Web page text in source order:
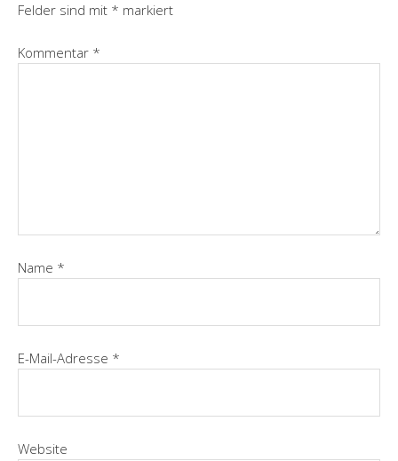
Felder sind mit * markiert
Kommentar *
Name *
E-Mail-Adresse *
Website